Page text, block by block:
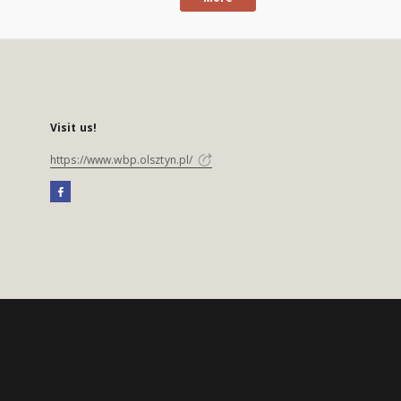
Visit us!
https://www.wbp.olsztyn.pl/